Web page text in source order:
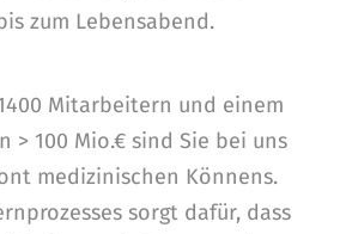
zum Lebensabend.
Mitarbeitern und einem
> 100 Mio.€ sind Sie bei uns
medizinischen Könnens.
sorgt dafür, dass